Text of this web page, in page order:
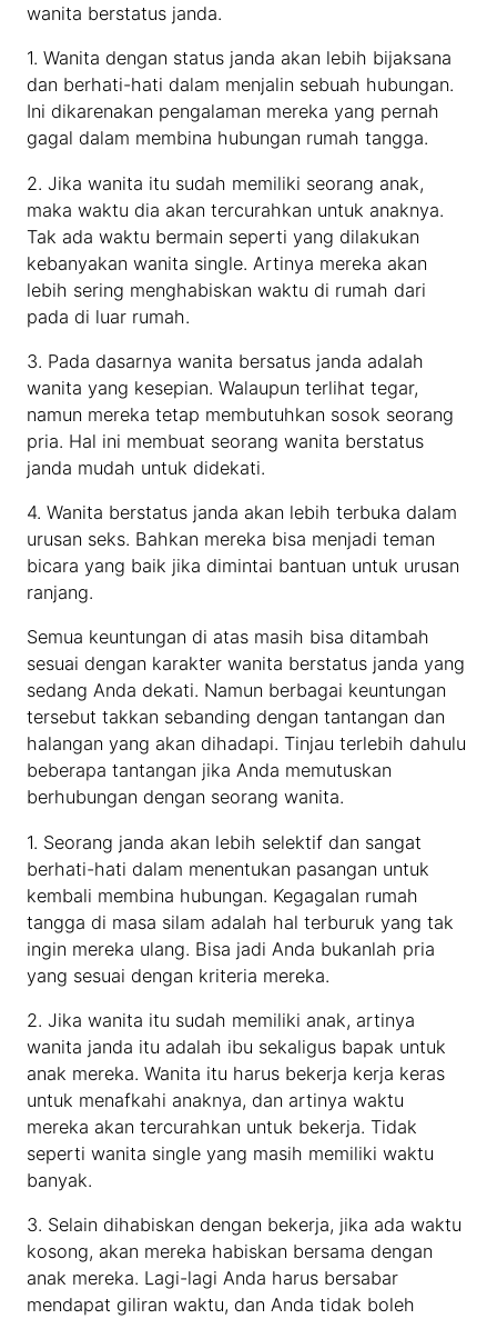
wanita berstatus janda.
1. Wanita dengan status janda akan lebih bijaksana
dan berhati-hati dalam menjalin sebuah hubungan.
Ini dikarenakan pengalaman mereka yang pernah
gagal dalam membina hubungan rumah tangga.
2. Jika wanita itu sudah memiliki seorang anak,
maka waktu dia akan tercurahkan untuk anaknya.
Tak ada waktu bermain seperti yang dilakukan
kebanyakan wanita single. Artinya mereka akan
lebih sering menghabiskan waktu di rumah dari
pada di luar rumah.
3. Pada dasarnya wanita bersatus janda adalah
wanita yang kesepian. Walaupun terlihat tegar,
namun mereka tetap membutuhkan sosok seorang
pria. Hal ini membuat seorang wanita berstatus
janda mudah untuk didekati.
4. Wanita berstatus janda akan lebih terbuka dalam
urusan seks. Bahkan mereka bisa menjadi teman
bicara yang baik jika dimintai bantuan untuk urusan
ranjang.
Semua keuntungan di atas masih bisa ditambah
sesuai dengan karakter wanita berstatus janda yang
sedang Anda dekati. Namun berbagai keuntungan
tersebut takkan sebanding dengan tantangan dan
halangan yang akan dihadapi. Tinjau terlebih dahulu
beberapa tantangan jika Anda memutuskan
berhubungan dengan seorang wanita.
1. Seorang janda akan lebih selektif dan sangat
berhati-hati dalam menentukan pasangan untuk
kembali membina hubungan. Kegagalan rumah
tangga di masa silam adalah hal terburuk yang tak
ingin mereka ulang. Bisa jadi Anda bukanlah pria
yang sesuai dengan kriteria mereka.
2. Jika wanita itu sudah memiliki anak, artinya
wanita janda itu adalah ibu sekaligus bapak untuk
anak mereka. Wanita itu harus bekerja kerja keras
untuk menafkahi anaknya, dan artinya waktu
mereka akan tercurahkan untuk bekerja. Tidak
seperti wanita single yang masih memiliki waktu
banyak.
3. Selain dihabiskan dengan bekerja, jika ada waktu
kosong, akan mereka habiskan bersama dengan
anak mereka. Lagi-lagi Anda harus bersabar
mendapat giliran waktu, dan Anda tidak boleh